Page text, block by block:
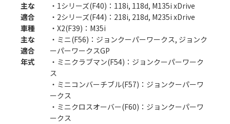
カートに追加する
お気に入りに追加
主な
適合
車種
主な
適合
年式
・1シリーズ(F40)：118i, 118d, M135i xDrive
・2シリーズ(F44)：218i, 218d, M235i xDrive
・X2(F39)：M35i
・ミニ(F56)：ジョンクーパーワークス, ジョンク
ーパーワークスGP
・ミニクラブマン(F54)：ジョンクーパーワーク
ス
・ミニコンバーチブル(F57)：ジョンクーパーワ
ークス
・ミニクロスオーバー(F60)：ジョンクーパーワ
ークス